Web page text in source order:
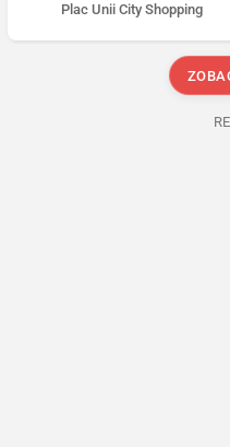
Plac Unii City Shopping